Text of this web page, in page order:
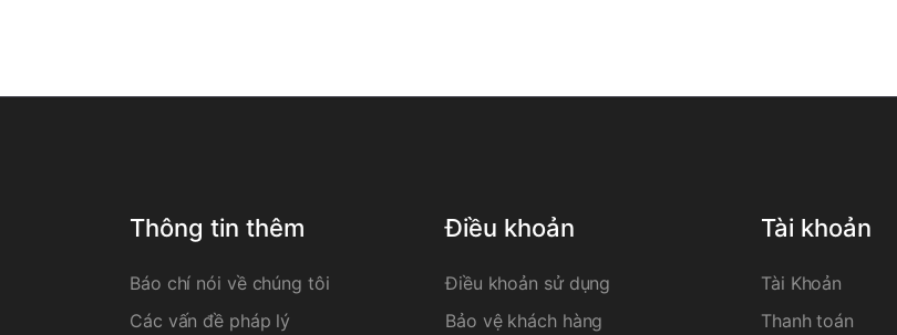
Thông tin thêm
Báo chí nói về chúng tôi
Các vấn đề pháp lý
Điều khoản
Điều khoản sử dụng
Bảo vệ khách hàng
Tài khoản
Tài Khoản
Thanh toán